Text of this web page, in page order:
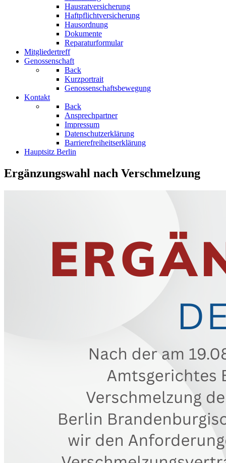
Hausratversicherung
Haftpflichtversicherung
Hausordnung
Dokumente
Reparaturformular
Mitgliedertreff
Genossenschaft
Back
Kurzportrait
Genossenschaftsbewegung
Kontakt
Back
Ansprechpartner
Impressum
Datenschutzerklärung
Barrierefreiheitserklärung
Hauptsitz Berlin
Ergänzungswahl nach Verschmelzung